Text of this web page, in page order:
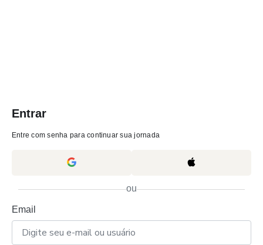
Entrar
Entre com senha para continuar sua jornada
ou
Email